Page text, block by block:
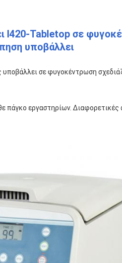
l420-Tabletop σε
υποβάλλει
σε φυγοκέντρωση
πάγκο εργαστηρίων.